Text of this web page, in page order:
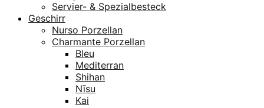
Servier- & Spezialbesteck
Geschirr
Nurso Porzellan
Charmante Porzellan
Bleu
Mediterran
Shihan
Nīsu
Kai